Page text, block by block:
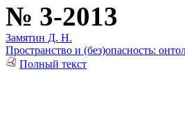
№ 3-2013
Замятин Д. Н.
Пространство и (без)опасность:
Полный текст